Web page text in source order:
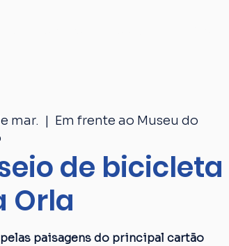
mar.
  |
Em frente ao Museu do
de bicicleta
Orla
pelas paisagens do principal cartão